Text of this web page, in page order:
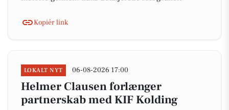
Kopiér link
LOKALT NYT 06-08-2026 17:00
Helmer Clausen forlænger
partnerskab med KIF Kolding